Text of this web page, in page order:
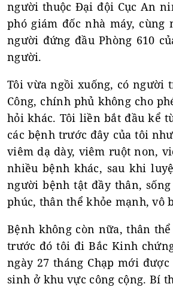
người thuộc Đại đội Cục An
phó giám đốc nhà máy,
người đứng đầu Phòng 610
người.
Tôi vừa ngồi xuống, có người
Công, chính phủ không cho
hỏi khác. Tôi liền bắt đầu kể
các bệnh trước đây của tôi
viêm dạ dày, viêm ruột non,
nhiều bệnh khác, sau khi
người bệnh tật đầy thân,
phúc, thân thể khỏe mạnh, vô
Bệnh không còn nữa, thân
trước đó tôi đi Bắc Kinh
ngày 27 tháng Chạp mới
sinh ở khu vực công cộng. Bí